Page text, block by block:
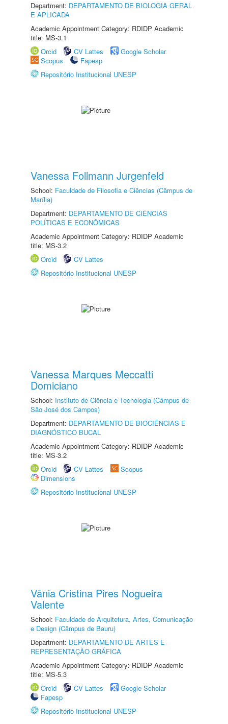
Department: DEPARTAMENTO DE BIOLOGIA GERAL
E APLICADA
Academic Appointment Category: RDIDP Academic
title: MS-3.1
Orcid
CV Lattes
Google Scholar
Scopus
Fapesp
Repositório Institucional UNESP
Vanessa Follmann Jurgenfeld
School: Faculdade de Filosofia e Ciências (Câmpus de
Marília)
Department: DEPARTAMENTO DE CIÊNCIAS
POLÍTICAS E ECONÔMICAS
Academic Appointment Category: RDIDP Academic
title: MS-3.2
Orcid
CV Lattes
Repositório Institucional UNESP
Vanessa Marques Meccatti
Domiciano
School: Instituto de Ciência e Tecnologia (Câmpus de
São José dos Campos)
Department: DEPARTAMENTO DE BIOCIÊNCIAS E
DIAGNÓSTICO BUCAL
Academic Appointment Category: RDIDP Academic
title: MS-3.2
Orcid
CV Lattes
Scopus
Dimensions
Repositório Institucional UNESP
Vânia Cristina Pires Nogueira
Valente
School: Faculdade de Arquitetura, Artes, Comunicação
e Design (Câmpus de Bauru)
Department: DEPARTAMENTO DE ARTES E
REPRESENTAÇÃO GRÁFICA
Academic Appointment Category: RDIDP Academic
title: MS-5.3
Orcid
CV Lattes
Google Scholar
Fapesp
Repositório Institucional UNESP